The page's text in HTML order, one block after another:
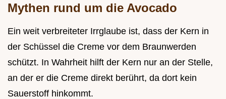
Mythen rund um die Avocado
Ein weit verbreiteter Irrglaube ist, dass der Kern in
der Schüssel die Creme vor dem Braunwerden
schützt. In Wahrheit hilft der Kern nur an der Stelle,
an der er die Creme direkt berührt, da dort kein
Sauerstoff hinkommt.